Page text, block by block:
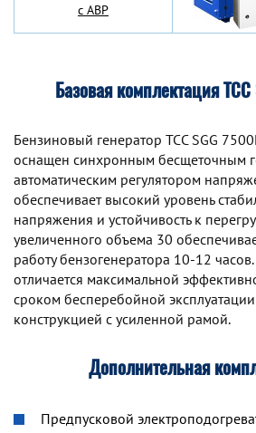
с АВР
Базовая комплектация ТСС
Бензиновый генератор TCC SGG
оснащен синхронным беcщеточным
автоматическим регулятором
обеспечивает высокий уровень
напряжения и устойчивость к
увеличенного объема 30
работу бензогенератора 10-12
отличается максимальной
сроком бесперебойной
конструкцией с усиленной рамой.
Дополнительная
Предпусковой